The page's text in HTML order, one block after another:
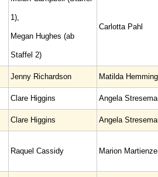
1),
Megan Hughes (ab
Staffel 2)
Carlotta Pahl
Jenny Richardson Matilda
Clare Higgins Angela
Clare Higgins Angela
Raquel Cassidy Marion